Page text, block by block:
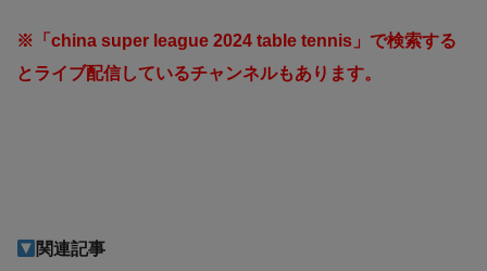
※「china super league 2024 table tennis」で検索する
とライブ配信しているチャンネルもあります。
関連記事